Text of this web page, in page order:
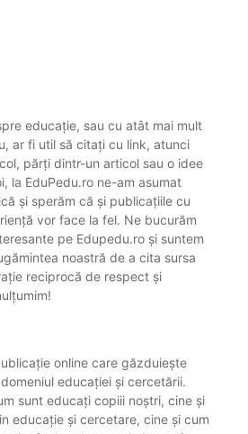
educație, sau cu atât mai mult
ar fi util să citați cu link, atunci
părți dintr-un articol sau o idee
la EduPedu.ro ne-am asumat
și sperăm că și publicațiile cu
vor face la fel. Ne bucurăm
pe Edupedu.ro și suntem
noastră de a cita sursa
reciprocă de respect și
online care găzduiește
educației și cercetării.
sunt educați copiii noștri, cine și
educație și cercetare, cine și cum